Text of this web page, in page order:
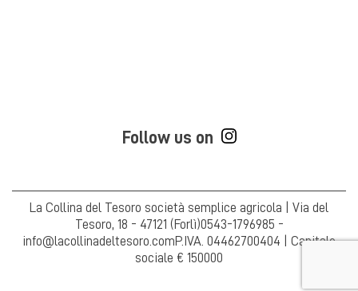
Follow us on
La Collina del Tesoro società semplice agricola | Via del
Tesoro, 18 - 47121 (Forlì)0543-1796985 -
info@lacollinadeltesoro.comP.IVA. 04462700404 | Capitale
sociale € 150000